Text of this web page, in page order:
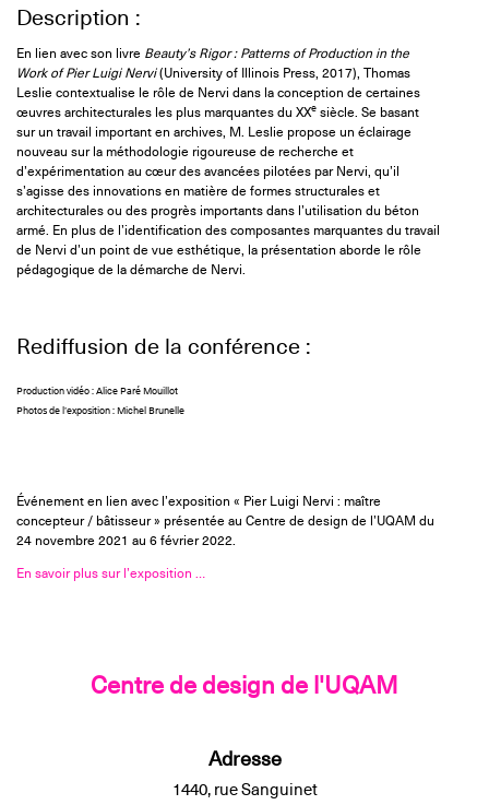
Description :
En lien avec son livre Beauty’s Rigor : Patterns of Production in the
Work of Pier Luigi Nervi(University of Illinois Press, 2017), Thomas
Leslie contextualise le rôle de Nervi dans la conception de certaines
œuvres architecturales les plus marquantes du XXe siècle. Se basant
sur un travail important en archives, M. Leslie propose un éclairage
nouveau sur la méthodologie rigoureuse de recherche et
d’expérimentation au cœur des avancées pilotées par Nervi, qu’il
s’agisse des innovations en matière de formes structurales et
architecturales ou des progrès importants dans l’utilisation du béton
armé. En plus de l’identification des composantes marquantes du travail
de Nervi d’un point de vue esthétique, la présentation aborde le rôle
pédagogique de la démarche de Nervi.
Rediffusion de la conférence :
Production vidéo : Alice Paré Mouillot
Photos de l’exposition : Michel Brunelle
Événement en lien avec l’exposition « Pier Luigi Nervi : maître
concepteur / bâtisseur » présentée au Centre de design de l’UQAM du
24 novembre 2021 au 6 février 2022.
En savoir plus sur l’exposition …
Centre de design de l'UQAM
Adresse
1440, rue Sanguinet